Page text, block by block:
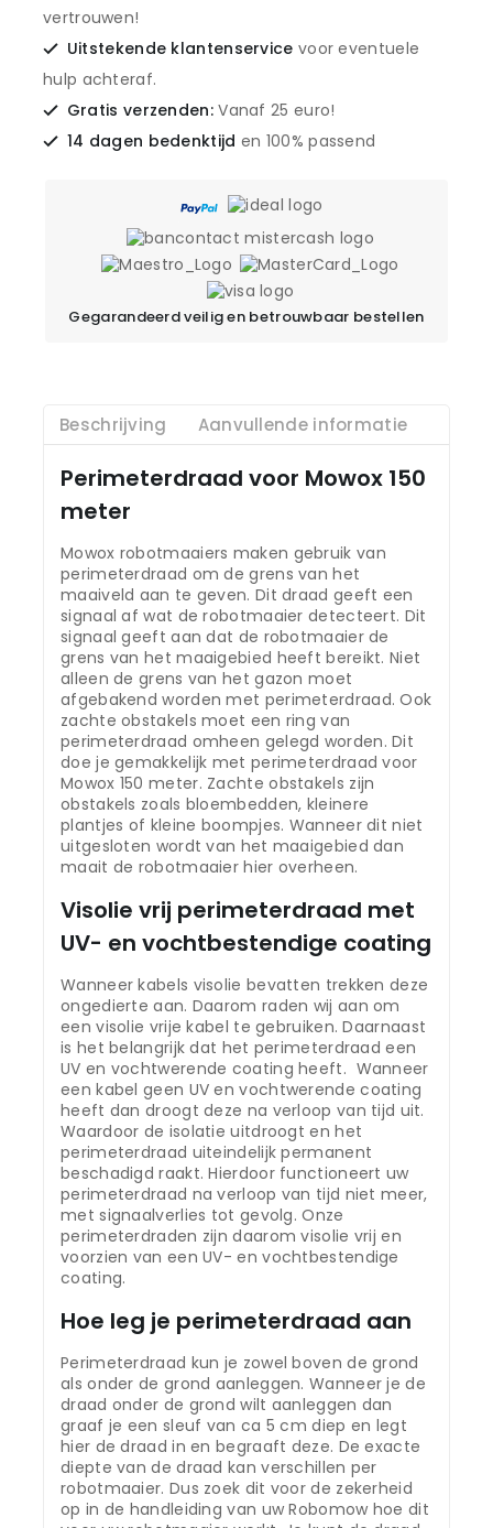
vertrouwen!
Uitstekende klantenservice voor eventuele
hulp achteraf.
Gratis verzenden:Vanaf 25 euro!
14 dagen bedenktijd en 100% passend
Gegarandeerd veilig en betrouwbaar bestellen
Beschrijving Aanvullende informatie
Perimeterdraad voor Mowox 150
meter
Mowox robotmaaiers maken gebruik van
perimeterdraad om de grens van het
maaiveld aan te geven. Dit draad geeft een
signaal af wat de robotmaaier detecteert. Dit
signaal geeft aan dat de robotmaaier de
grens van het maaigebied heeft bereikt. Niet
alleen de grens van het gazon moet
afgebakend worden met perimeterdraad. Ook
zachte obstakels moet een ring van
perimeterdraad omheen gelegd worden. Dit
doe je gemakkelijk met perimeterdraad voor
Mowox 150 meter. Zachte obstakels zijn
obstakels zoals bloembedden, kleinere
plantjes of kleine boompjes. Wanneer dit niet
uitgesloten wordt van het maaigebied dan
maait de robotmaaier hier overheen.
Visolie vrij perimeterdraad met
UV- en vochtbestendige coating
Wanneer kabels visolie bevatten trekken deze
ongedierte aan. Daarom raden wij aan om
een visolie vrije kabel te gebruiken. Daarnaast
is het belangrijk dat het perimeterdraad een
UV en vochtwerende coating heeft. Wanneer
een kabel geen UV en vochtwerende coating
heeft dan droogt deze na verloop van tijd uit.
Waardoor de isolatie uitdroogt en het
perimeterdraad uiteindelijk permanent
beschadigd raakt. Hierdoor functioneert uw
perimeterdraad na verloop van tijd niet meer,
met signaalverlies tot gevolg. Onze
perimeterdraden zijn daarom visolie vrij en
voorzien van een UV- en vochtbestendige
coating.
Hoe leg je perimeterdraad aan
Perimeterdraad kun je zowel boven de grond
als onder de grond aanleggen. Wanneer je de
draad onder de grond wilt aanleggen dan
graaf je een sleuf van ca 5 cm diep en legt
hier de draad in en begraaft deze. De exacte
diepte van de draad kan verschillen per
robotmaaier. Dus zoek dit voor de zekerheid
op in de handleiding van uw Robomow hoe dit